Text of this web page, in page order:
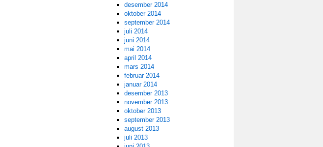
desember 2014
oktober 2014
september 2014
juli 2014
juni 2014
mai 2014
april 2014
mars 2014
februar 2014
januar 2014
desember 2013
november 2013
oktober 2013
september 2013
august 2013
juli 2013